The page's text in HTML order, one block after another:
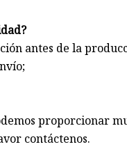
antes de la
proporcionar
contáctenos.